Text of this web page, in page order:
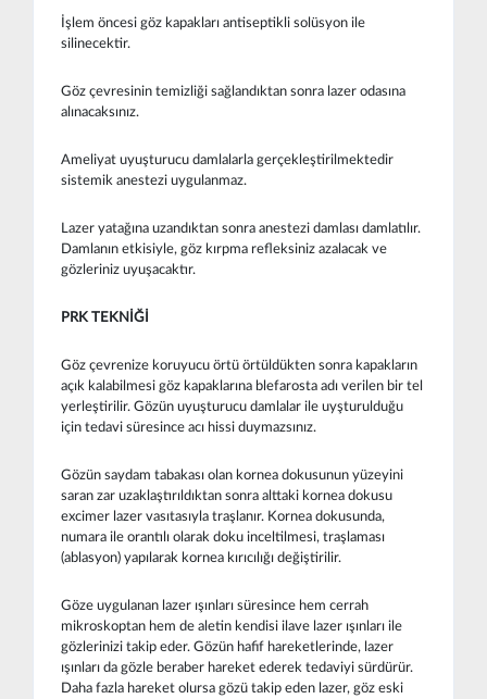
İşlem öncesi göz kapakları antiseptikli solüsyon ile
silinecektir.
Göz çevresinin temizliği sağlandıktan sonra lazer odasına
alınacaksınız.
Ameliyat uyuşturucu damlalarla gerçekleştirilmektedir
sistemik anestezi uygulanmaz.
Lazer yatağına uzandıktan sonra anestezi damlası damlatılır.
Damlanın etkisiyle, göz kırpma refleksiniz azalacak ve
gözleriniz uyuşacaktır.
PRK TEKNİĞİ
Göz çevrenize koruyucu örtü örtüldükten sonra kapakların
açık kalabilmesi göz kapaklarına blefarosta adı verilen bir tel
yerleştirilir. Gözün uyuşturucu damlalar ile uyşturulduğu
için tedavi süresince acı hissi duymazsınız.
Gözün saydam tabakası olan kornea dokusunun yüzeyini
saran zar uzaklaştırıldıktan sonra alttaki kornea dokusu
excimer lazer vasıtasıyla traşlanır. Kornea dokusunda,
numara ile orantılı olarak doku inceltilmesi, traşlaması
(ablasyon) yapılarak kornea kırıcılığı değiştirilir.
Göze uygulanan lazer ışınları süresince hem cerrah
mikroskoptan hem de aletin kendisi ilave lazer ışınları ile
gözlerinizi takip eder. Gözün hafif hareketlerinde, lazer
ışınları da gözle beraber hareket ederek tedaviyi sürdürür.
Daha fazla hareket olursa gözü takip eden lazer, göz eski